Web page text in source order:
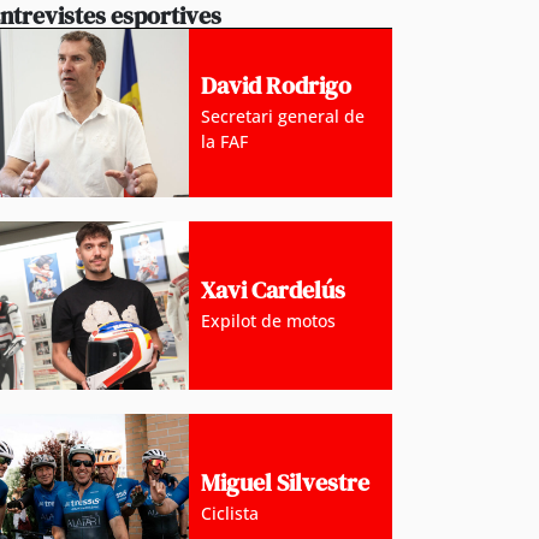
esportives
David Rodrigo
Secretari general de
la FAF
Xavi Cardelús
Expilot de motos
Miguel Silvestre
Ciclista